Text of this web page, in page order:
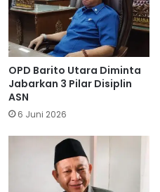
OPD Barito Utara Diminta
Jabarkan 3 Pilar Disiplin
ASN
6 Juni 2026